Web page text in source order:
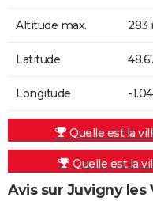
Altitude max. 283
Latitude
Longitude -
Quelle est la
Quelle est la
Avis sur Juvigny les